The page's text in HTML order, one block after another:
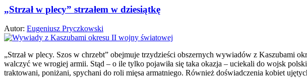
„Strzał w plecy” strzałem w dziesiątkę
Autor: Eugeniusz Pryczkowski
„Strzał w plecy. Szos w chrzebt” obejmuje trzydzieści obszernych wywiadów z Kaszubami
walczyć we wrogiej armii. Stąd – o ile tylko pojawiła się taka okazja – uciekali do wojsk
traktowani, poniżani, spychani do roli mięsa armatniego. Również doświadczenia kobiet